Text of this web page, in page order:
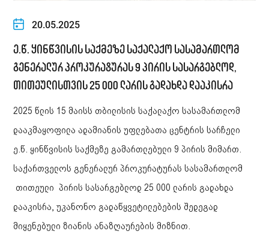
20.05.2025
ე.წ. ყინწვისის საქმეზე საქალაქო სასამართლომ
გენერალურ პროკურატურას 9 პირის სასარგებლოდ,
თითეულისთვის 25 000 ლარის გადახდა დააკისრა
2025 წლის 15 მაისს თბილისის საქალაქო სასამართლომ
დააკმაყოფილა ადამიანის უფლებათა ცენტრის სარჩელი
ე.წ. ყინწვისის საქმეზე გამართლებული 9 პირის მიმართ.
საქართველოს გენერალურ პროკურატურას სასამართლომ
თითეული პირის სასარგებლოდ 25 000 ლარის გადახდა
დააკისრა, უკანონო გადაწყვეტილებების შედეგად
მიყენებული ზიანის ანაზღაურების მიზნით.